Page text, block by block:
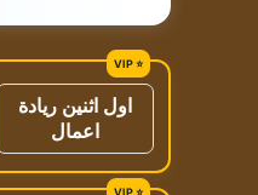
اول اثنين ريادة
اعمال